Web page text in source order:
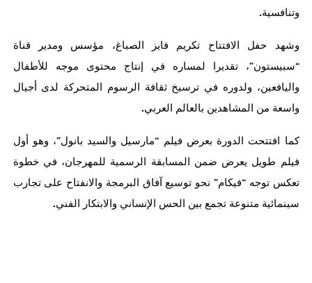
وتنافسية.
وشهد حفل الافتتاح تكريم فايز الصباغ، مؤسس ومدير قناة
“سبيستون”، تقديرا لمساره في إنتاج محتوى موجه
للأطفال
واليافعين، ولدوره في ترسيخ ثقافة الرسوم المتحركة لدى أجيال
واسعة من المشاهدين بالعالم العربي.
كما افتتحت الدورة بعرض فيلم “مارسيل والسيد بانول”، وهو أول
فيلم طويل يعرض ضمن المسابقة الرسمية للمهرجان، في خطوة
تعكس توجه “فيكام” نحو توسيع آفاق البرمجة والانفتاح على تجارب
سينمائية متنوعة تجمع بين الحس الإنساني والابتكار الفني.